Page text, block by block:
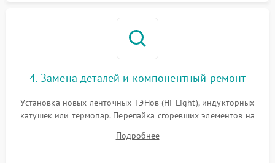
4. Замена деталей и компонентный ремонт
Установка новых ленточных ТЭНов (Hi-Light), индукторных
катушек или термопар. Перепайка сгоревших элементов на
дорожек. Очистка контактов и замена поврежденной
Подробнее